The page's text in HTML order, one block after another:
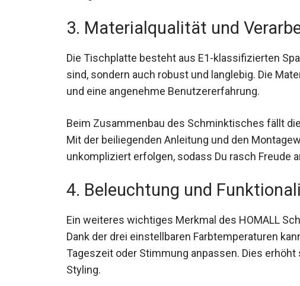
3. Materialqualität und
Die Tischplatte besteht aus E1-klassifizierten
sind, sondern auch robust und langlebig. Die
und eine angenehme Benutzererfahrung.
Beim Zusammenbau des Schminktisches fällt
Mit der beiliegenden Anleitung und den
unkompliziert erfolgen, sodass Du rasch Freude
4. Beleuchtung und
Ein weiteres wichtiges Merkmal des HOMALL
Dank der drei einstellbaren Farbtemperaturen
Tageszeit oder Stimmung anpassen. Dies
Styling.